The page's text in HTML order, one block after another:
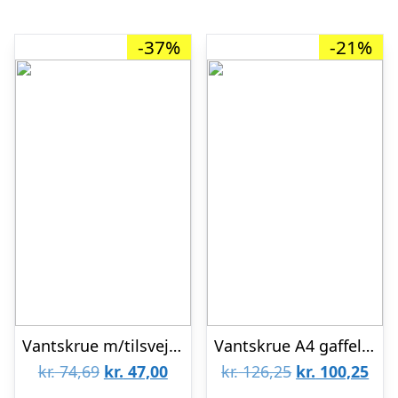
-37%
Vantskrue m/tilsvejsningsender varmgalv. 10mm
kr.74,69 Den
kr. 47,00Den
-21%
Vantskrue A4 gaffel/gaffel 6mm
kr.126,25 Den
kr. 100,25Den